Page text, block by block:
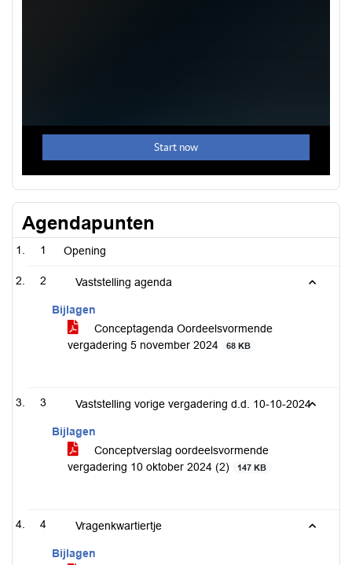
Agendapunten
1 Opening
2 Vaststelling agenda
Bijlagen
Conceptagenda Oordeelsvormende
vergadering 5 november 2024
68 KB
3 Vaststelling vorige vergadering d.d. 10-10-2024
Bijlagen
Conceptverslag oordeelsvormende
vergadering 10 oktober 2024 (2)
147 KB
4 Vragenkwartiertje
Bijlagen